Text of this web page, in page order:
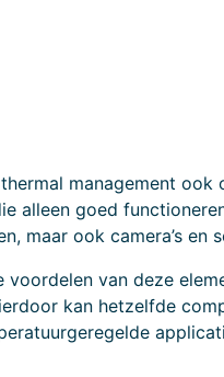
management ook
alleen goed
maar ook camera’s en
van deze
kan hetzelfde